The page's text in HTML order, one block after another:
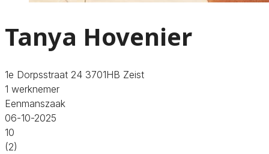
Tanya Hovenier
1e Dorpsstraat 24 3701HB Zeist
1 werknemer
Eenmanszaak
06-10-2025
10
(2)